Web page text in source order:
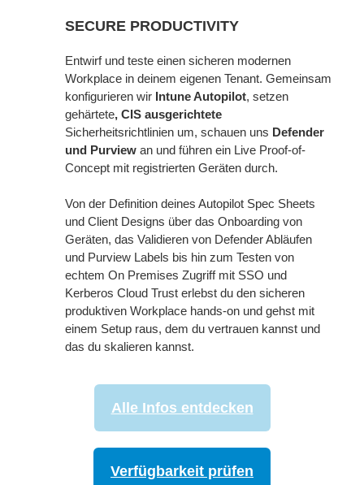
SECURE PRODUCTIVITY
Entwirf und teste einen sicheren modernen
Workplace in deinem eigenen Tenant. Gemeinsam
konfigurieren wir Intune Autopilot, setzen
gehärtete, CIS ausgerichtete
Sicherheitsrichtlinien um, schauen uns Defender
und Purview an und führen ein Live Proof-of-
Concept mit registrierten Geräten durch.
Von der Definition deines Autopilot Spec Sheets
und Client Designs über das Onboarding von
Geräten, das Validieren von Defender Abläufen
und Purview Labels bis hin zum Testen von
echtem On Premises Zugriff mit SSO und
Kerberos Cloud Trust erlebst du den sicheren
produktiven Workplace hands-on und gehst mit
einem Setup raus, dem du vertrauen kannst und
das du skalieren kannst.
Alle Infos entdecken
Verfügbarkeit prüfen